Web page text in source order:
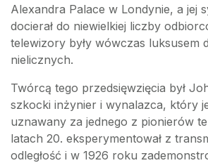
Alexandra Palace w Londynie, a jej
docierał do niewielkiej liczby
telewizory były wówczas luksusem
nielicznych.
Twórcą tego przedsięwzięcia był
szkocki inżynier i wynalazca, który
uznawany za jednego z pionierów
latach 20. eksperymentował z
odległość i w 1926 roku